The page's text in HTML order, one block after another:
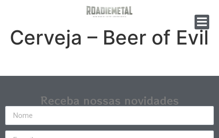
Cerveja – Beer of Evil
Receba nossas novidades